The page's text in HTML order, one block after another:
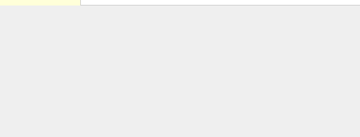
Розміщення інформації про готель на нашому сайті